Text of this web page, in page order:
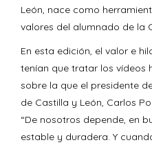
León, nace como
valores del alumnado de la
En esta edición, el valor e
tenían que tratar los vídeos
sobre la que el presidente
de Castilla y León, Carlos
“De nosotros depende, en
estable y duradera. Y